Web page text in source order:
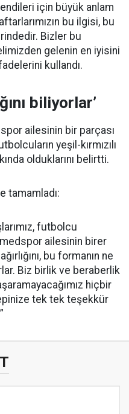
için büyük anlam
bu ilgisi, bu
Bizler bu
gelenin en iyisini
kullandı.
biliyorlar’
ailesinin bir parçası
yeşil-kırmızılı
olduklarını belirtti.
tamamladı:
futbolcu
ailesinin birer
bu formanın ne
Biz birlik ve beraberlik
hiçbir
tek tek teşekkür